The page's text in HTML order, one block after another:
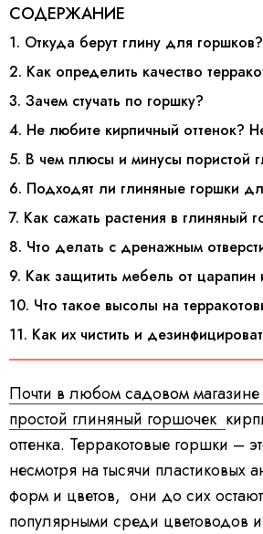
СОДЕРЖАНИЕ
1. Откуда берут глину для горшков?
2. Как определить качество
3. Зачем стучать по горшку?
4. Не любите кирпичный оттенок?
5. В чем плюсы и минусы пористой
6. Подходят ли глиняные горшки
7. Как сажать растения в глиняный
8. Что делать с дренажным
9. Как защитить мебель от
10. Что такое высолы на
11. Как их чистить и
Почти в любом садовом
простой глиняный горшочек
оттенка. Терракотовые горшки –
несмотря на тысячи пластиковых
форм и цветов, они до сих
популярными среди цветоводов